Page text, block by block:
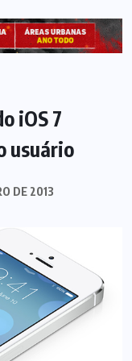
iOS 7
usuário
DE 2013